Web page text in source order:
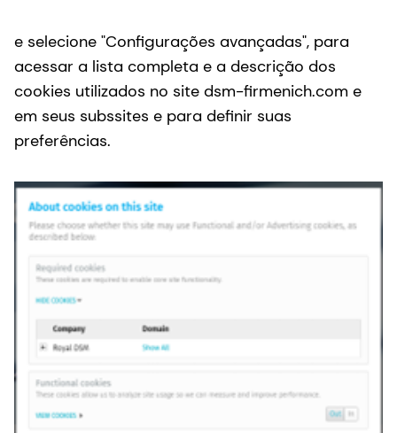
e selecione "Configurações avançadas", para
acessar a lista completa e a descrição dos
cookies utilizados no site dsm-firmenich.com e
em seus subssites e para definir suas
preferências.